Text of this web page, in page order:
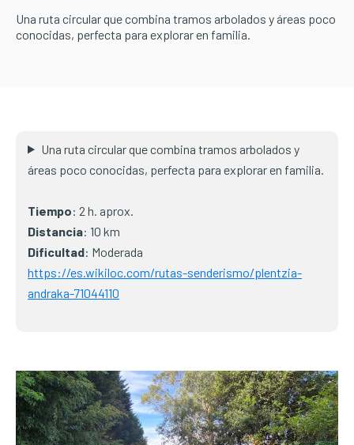
Una ruta circular que combina tramos arbolados y áreas poco
conocidas, perfecta para explorar en familia.
Una ruta circular que combina tramos arbolados y
áreas poco conocidas, perfecta para explorar en familia.
Tiempo: 2 h. aprox.
Distancia: 10 km
Dificultad: Moderada
https://es.wikiloc.com/rutas-senderismo/plentzia-
andraka-71044110